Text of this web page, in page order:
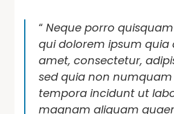
“ Neque porro
qui dolorem ipsum quia
amet, consectetur,
sed quia non
tempora incidunt ut
magnam aliquam